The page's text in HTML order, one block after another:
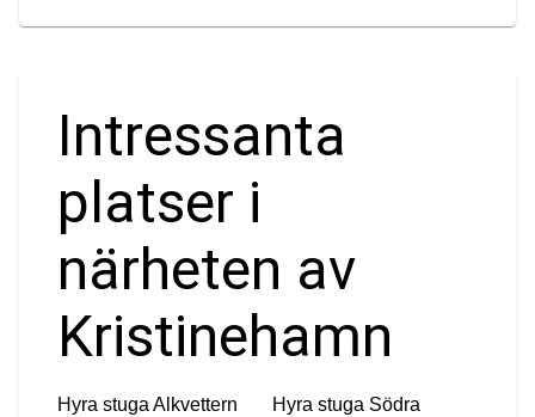
Intressanta
platser i
närheten av
Kristinehamn
Hyra stuga Alkvettern Hyra stuga Södra